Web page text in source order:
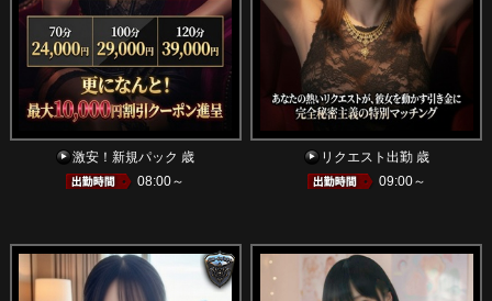
激安！新規パック 歳
08:00～
リクエスト出勤 歳
09:00～